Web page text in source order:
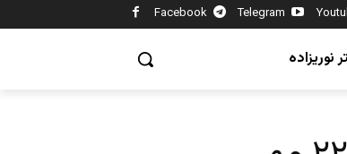
Facebook Telegram
نوریزاده